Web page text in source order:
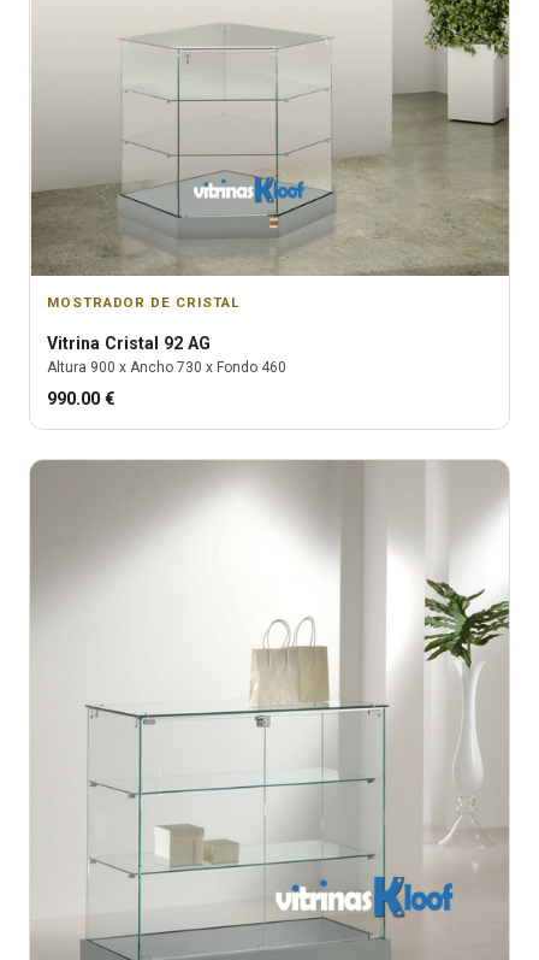
MOSTRADOR DE CRISTAL
Vitrina Cristal 92 AG
Altura 900 x Ancho 730 x Fondo 460
990.00 €